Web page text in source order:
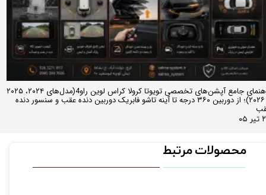
راهنمای جامع آپشن‌های تخصصی تویوتا کرولا کراس لوین راو4(مدل‌های ۲۰۲۴، ۲۰۲۵
و ۲۰۲۶)؛ از دوربین ۳۶۰ درجه تا آینه تاشو فابریک دوربین دنده عقب و سنسور دنده
محصولات مرتبط